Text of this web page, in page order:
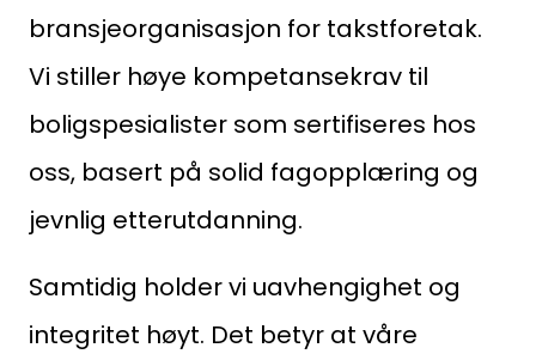
bransjeorganisasjon for takstforetak.
Vi stiller høye kompetansekrav til
boligspesialister som sertifiseres hos
oss, basert på solid fagopplæring og
jevnlig etterutdanning.
Samtidig holder vi uavhengighet og
integritet høyt. Det betyr at våre